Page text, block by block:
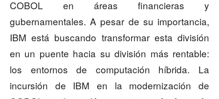
COBOL en áreas financieras y
gubernamentales. A pesar de su importancia,
IBM está buscando transformar esta división
en un puente hacia su división más rentable:
los entornos de computación híbrida. La
incursión de IBM en la modernización de